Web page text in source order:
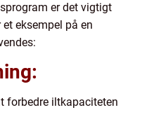
er det vigtigt
eksempel på en
forbedre iltkapaciteten